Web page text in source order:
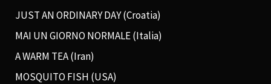
JUST AN ORDINARY DAY (Croatia)
MAI UN GIORNO NORMALE (Italia)
A WARM TEA (Iran)
MOSQUITO FISH (USA)